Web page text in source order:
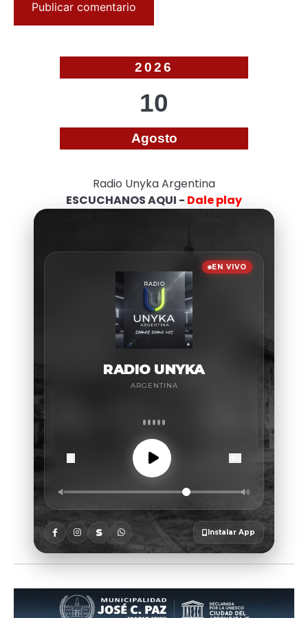
2026
10
Agosto
Radio Unyka Argentina
ESCUCHANOS AQUI - Dale play